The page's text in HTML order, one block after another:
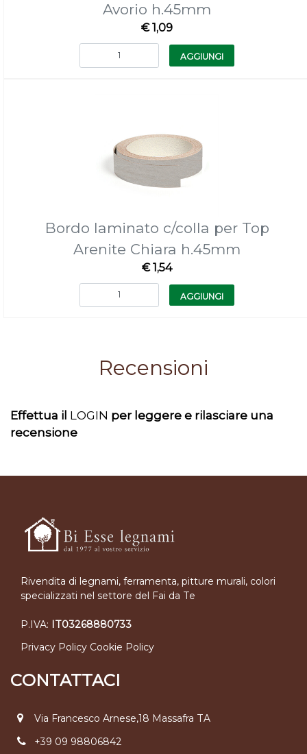
Avorio h.45mm
€ 1,09
Quantità
AGGIUNGI
Bordo laminato c/colla per Top
Arenite Chiara h.45mm
€ 1,54
Quantità
AGGIUNGI
Recensioni
Effettua il LOGIN per leggere e rilasciare una
recensione
Rivendita di legnami, ferramenta, pitture murali, colori
specializzati nel settore del Fai da Te
P.IVA: IT03268880733
Privacy Policy Cookie Policy
CONTATTACI
Via Francesco Arnese,18 Massafra TA
+39 09 98806842